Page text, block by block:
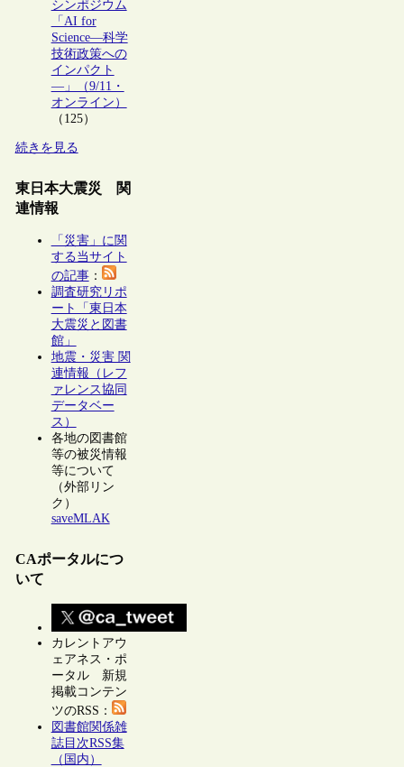
シンポジウム
「AI for
Science―科学
技術政策への
インパクト
―」（9/11・
オンライン）
（125）
続きを見る
東日本大震災 関
連情報
「災害」に関
する当サイト
の記事：
調査研究リポ
ート「東日本
大震災と図書
館」
地震・災害 関
連情報（レフ
ァレンス協同
データベー
ス）
各地の図書館
等の被災情報
等について
（外部リン
ク）
saveMLAK
CAポータルにつ
いて
カレントアウ
ェアネス・ポ
ータル 新規
掲載コンテン
ツのRSS：
図書館関係雑
誌目次RSS集
（国内）